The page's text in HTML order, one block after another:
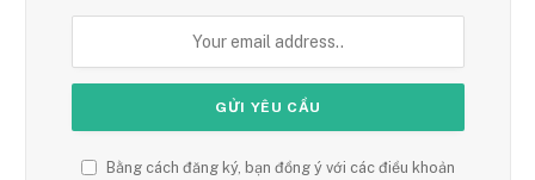
Bằng cách đăng ký, bạn đồng ý với các điều khoản